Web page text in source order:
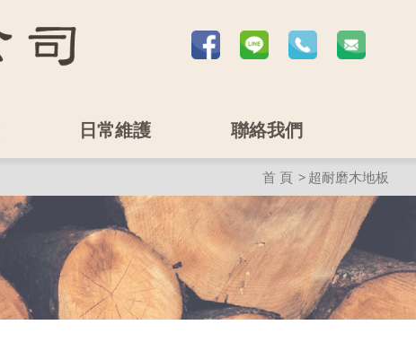
日常維護 聯絡我們
首 頁 超耐磨木地板